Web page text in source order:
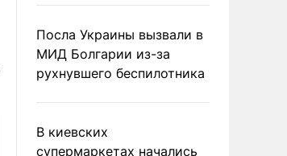
Посла Украины вызвали в
МИД Болгарии из-за
рухнувшего беспилотника
В киевских
супермаркетах начались